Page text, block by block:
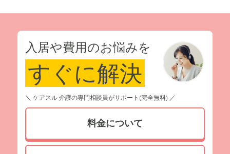
入居や費用のお悩みを
すぐに解決
＼ ケアスル 介護の専門相談員がサポート(完全無料) ／
料金について